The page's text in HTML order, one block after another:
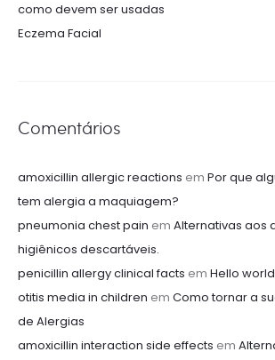
como devem ser usadas
Eczema Facial
Comentários
amoxicillin allergic reactions em Por que
tem alergia a maquiagem?
pneumonia chest pain em Alternativas aos
higiênicos descartáveis.
penicillin allergy clinical facts em Hello
otitis media in children em Como tornar a
de Alergias
amoxicillin interaction side effects em